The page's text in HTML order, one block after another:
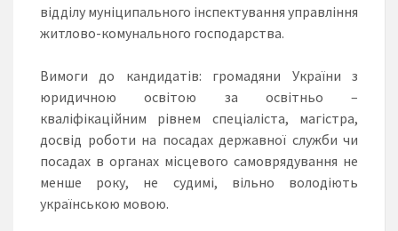
відділу муніципального інспектування управління
житлово-комунального господарства.
Вимоги до кандидатів: громадяни України з
юридичною освітою за освітньо –
кваліфікаційним рівнем спеціаліста, магістра,
досвід роботи на посадах державної служби чи
посадах в органах місцевого самоврядування не
менше року, не судимі, вільно володіють
українською мовою.